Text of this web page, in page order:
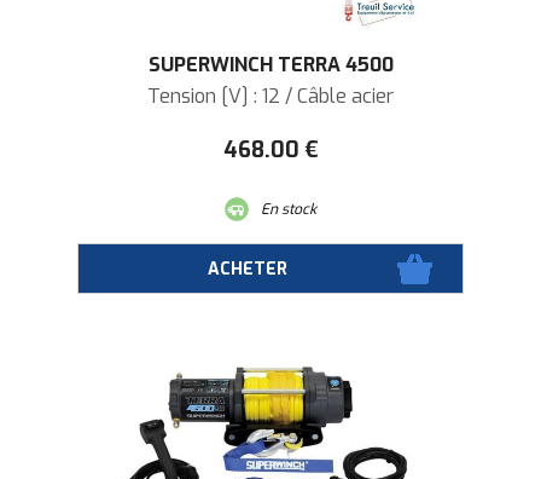
SUPERWINCH TERRA 4500
Tension [V] : 12 / Câble acier
468.00 €
En stock